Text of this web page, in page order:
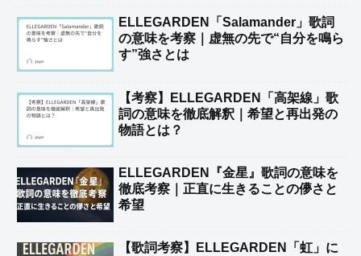
ELLEGARDEN「Salamander」歌詞
の意味を考察｜虚無の先で“自分を鳴ら
す”強さとは
【考察】ELLEGARDEN「高架線」歌
詞の意味を徹底解釈｜希望と再出発の
物語とは？
ELLEGARDEN『金星』歌詞の意味を
徹底考察｜正直に生きることの儚さと
希望
【歌詞考察】ELLEGARDEN「虹」に